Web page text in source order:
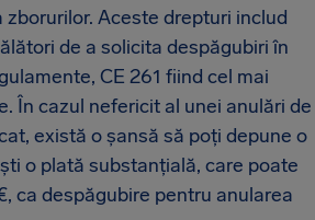
zborurilor. Aceste drepturi includ
de a solicita despăgubiri în
CE 261 fiind cel mai
În cazul nefericit al unei anulări de
există o șansă să poți depune o
o plată substanțială, care poate
ca despăgubire pentru anularea